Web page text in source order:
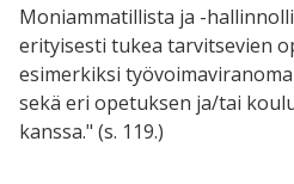
Moniammatillista ja -
erityisesti tukea tarvitsevien
esimerkiksi
sekä eri opetuksen ja/tai
kanssa." (s. 119.)